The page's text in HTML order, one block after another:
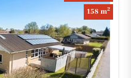
158 m2